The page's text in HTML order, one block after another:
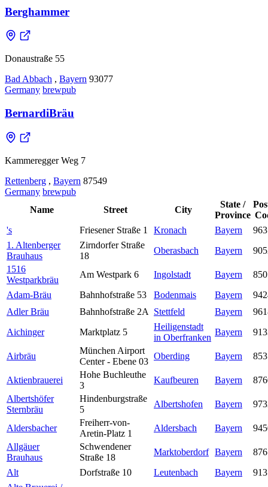
Berghammer
Donaustraße 55
Bad Abbach , Bayern 93077
Germany brewpub
BernardiBräu
Kammeregger Weg 7
Rettenberg , Bayern 87549
Germany brewpub
Name
Street City
State /
Province
's
Friesener Straße 1 Kronach Bayern
1. Altenberger
Brauhaus
Zirndorfer Straße
18
Oberasbach Bayern
1516
Westparkbräu
Am Westpark 6 Ingolstadt Bayern
Adam-Bräu
Bahnhofstraße 53 Bodenmais Bayern
Adler Bräu
Bahnhofstraße 2A Stettfeld Bayern
Aichinger
Marktplatz 5
Heiligenstadt
in Oberfranken
Bayern
Airbräu
München Airport
Center - Ebene 03
Oberding Bayern
Aktienbrauerei
Hohe Buchleuthe
3
Kaufbeuren Bayern
Albertshöfer
Sternbräu
Hindenburgstraße
5
Albertshofen Bayern
Aldersbacher
Freiherr-von-
Aretin-Platz 1
Aldersbach Bayern
Allgäuer
Brauhaus
Schwendener
Straße 18
Marktoberdorf Bayern
Alt
Dorfstraße 10 Leutenbach Bayern